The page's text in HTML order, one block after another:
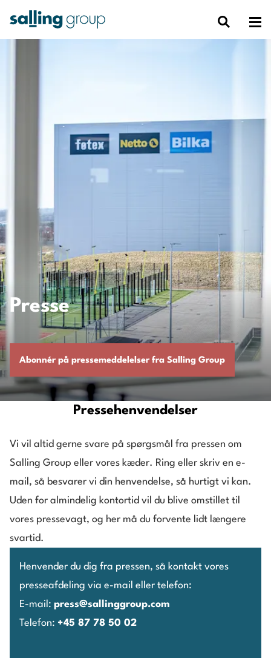
Presse
Abonnér på pressemeddelelser fra Salling Group
Pressehenvendelser
Vi vil altid gerne svare på spørgsmål fra pressen om
Salling Group eller vores kæder. Ring eller skriv en e-
mail, så besvarer vi din henvendelse, så hurtigt vi kan.
Uden for almindelig kontortid vil du blive omstillet til
vores pressevagt, og her må du forvente lidt længere
svartid.
Henvender du dig fra pressen, så kontakt vores
presseafdeling via e-mail eller telefon:
E-mail: press@sallinggroup.com
Telefon: +45 87 78 50 02